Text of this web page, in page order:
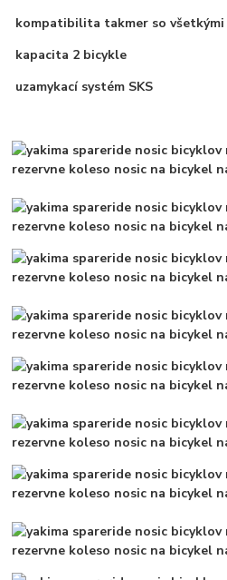
kompatibilita takmer so
kapacita 2 bicykle
uzamykací systém SKS